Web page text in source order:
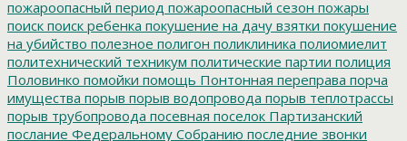
пожароопасный период пожароопасный сезон пожары
поиск поиск ребенка покушение на дачу взятки покушение
на убийство полезное полигон поликлиника полиомиелит
политехнический техникум политические партии полиция
Половинко помойки помощь Понтонная переправа порча
имущества порыв порыв водопровода порыв теплотрассы
порыв трубопровода посевная поселок Партизанский
послание Федеральному Собранию последние звонки